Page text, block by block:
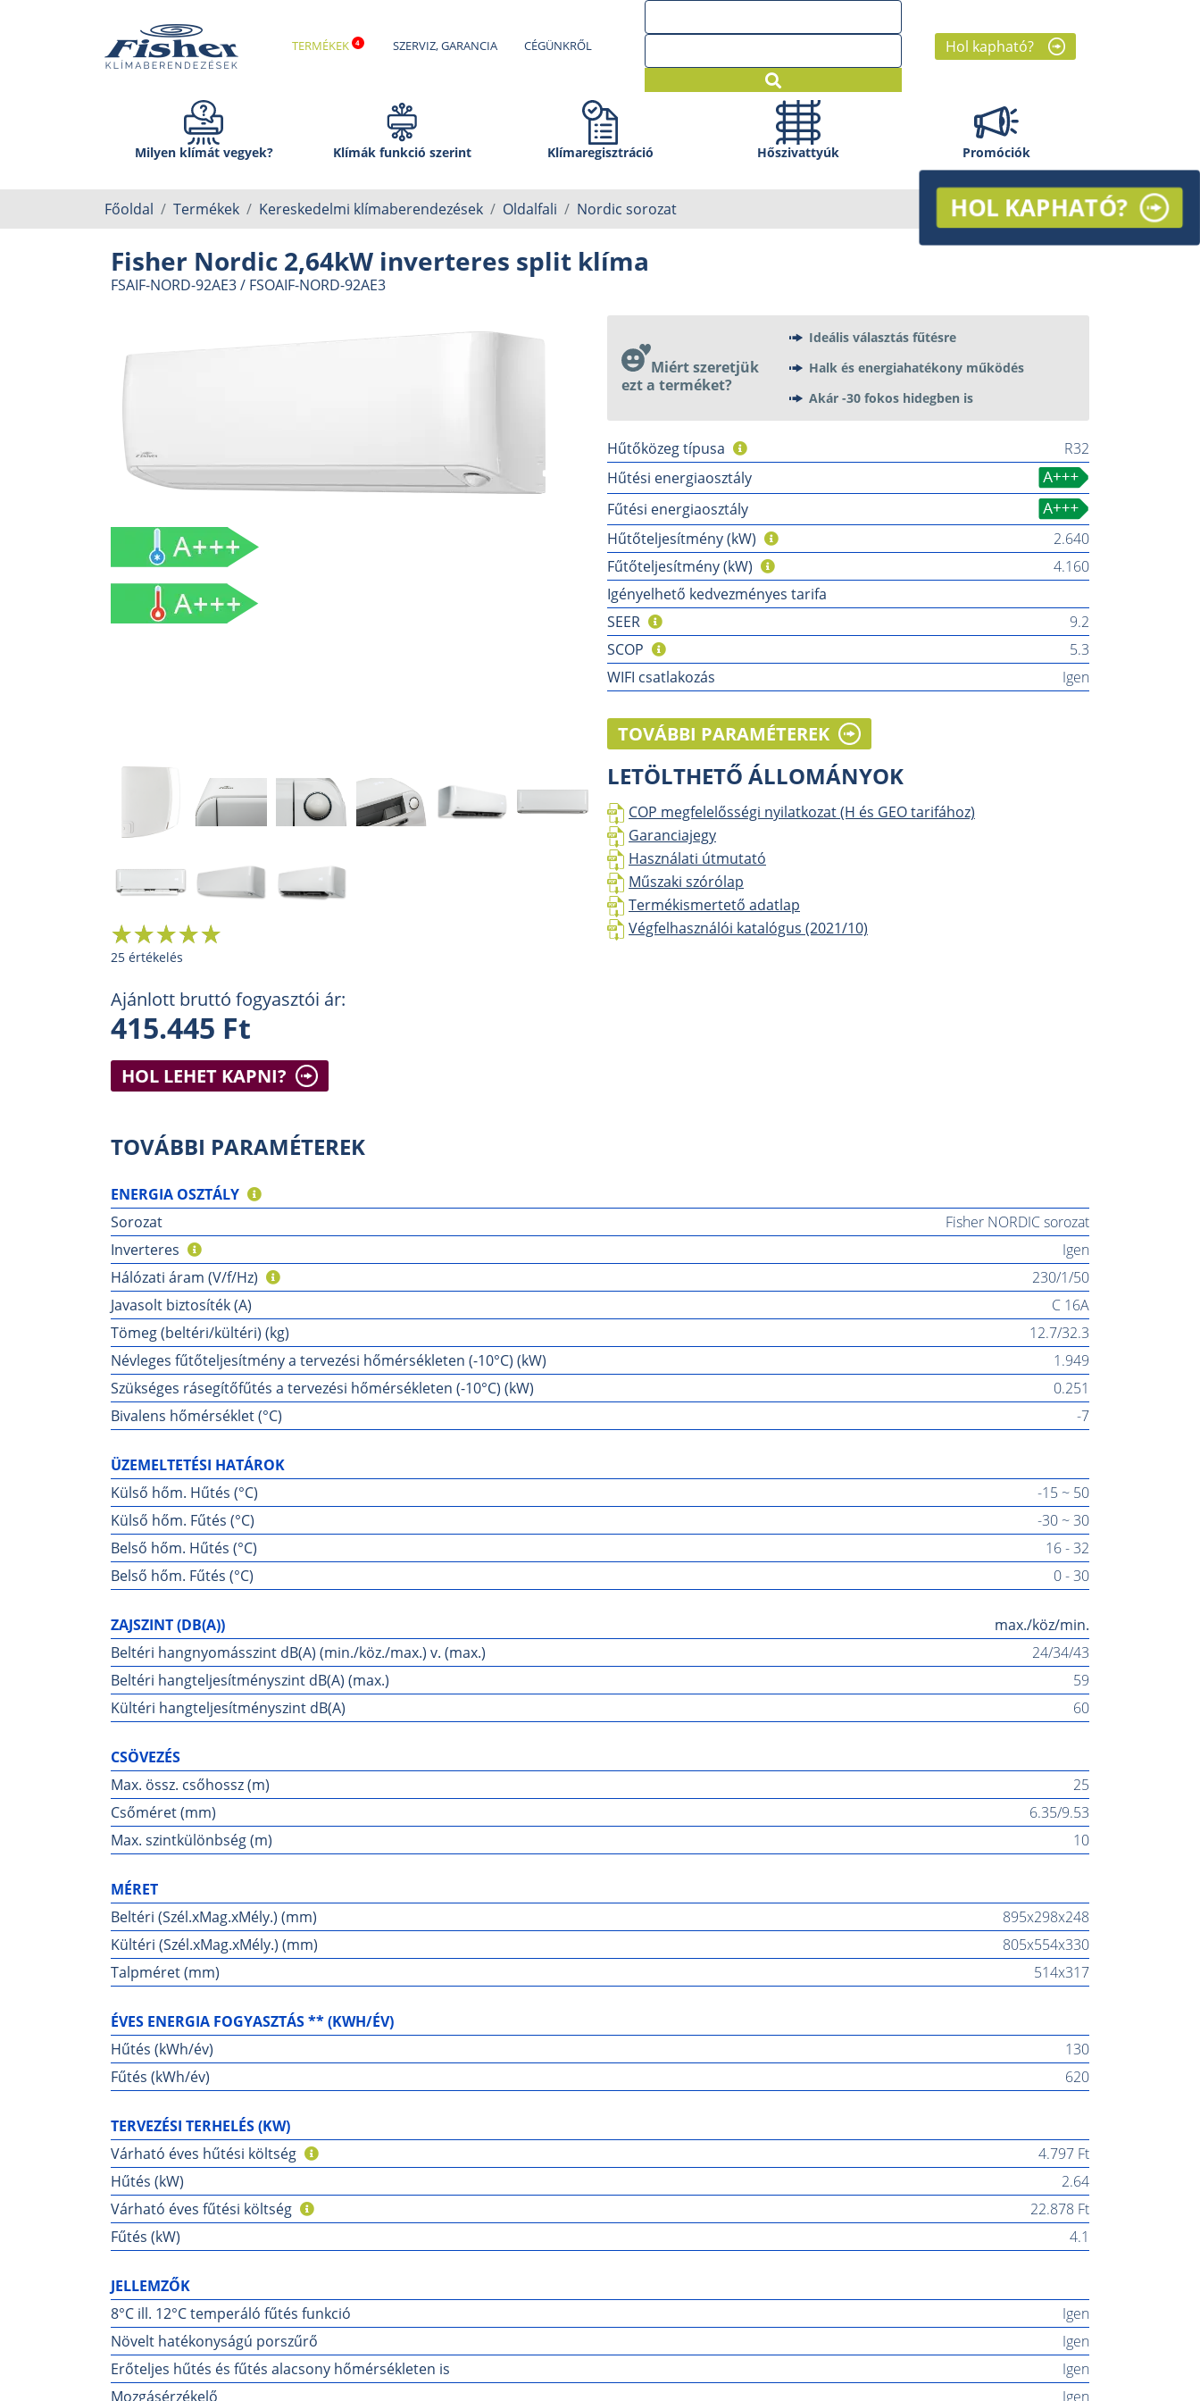
TERMÉKEK SZERVIZ, GARANCIA CÉGÜNKRŐL Hol kapható?
Milyen klímát vegyek? Klímák funkció szerint Klíma­regisztráció Hőszivattyúk Promóciók
Főoldal Termékek Kereskedelmi klímaberendezések Oldalfali Nordic sorozat
Fisher Nordic 2,64kW inverteres split klíma
FSAIF-NORD-92AE3 / FSOAIF-NORD-92AE3
25 értékelés
Ajánlott bruttó fogyasztói ár:
415.445 Ft
HOL LEHET KAPNI?
Miért szeretjük
ezt a terméket?
Ideális választás fűtésre
Halk és energiahatékony működés
Akár -30 fokos hidegben is
Hűtőközeg típusa
R32
Hűtési energiaosztály
Fűtési energiaosztály
Igényelhető kedvezményes tarifa
Hűtőteljesítmény (kW)
2.640
Fűtőteljesítmény (kW)
4.160
SEER
9.2
SCOP
5.3
WIFI csatlakozás
Igen
TOVÁBBI PARAMÉTEREK
LETÖLTHETŐ ÁLLOMÁNYOK
COP megfelelősségi nyilatkozat (H és GEO tarifához)
Garanciajegy
Használati útmutató
Műszaki szórólap
Termékismertető adatlap
Végfelhasználói katalógus (2021/10)
TOVÁBBI PARAMÉTEREK
ENERGIA OSZTÁLY
Sorozat
Fisher NORDIC sorozat
Inverteres
Igen
Hálózati áram (V/f/Hz)
230/1/50
Javasolt biztosíték (A)
C 16A
Tömeg (beltéri/kültéri) (kg)
12.7/32.3
Névleges fűtőteljesítmény a tervezési hőmérsékleten (-10°C) (kW)
1.949
Szükséges rásegítőfűtés a tervezési hőmérsékleten (-10°C) (kW)
0.251
Bivalens hőmérséklet (°C)
-7
ÜZEMELTETÉSI HATÁROK
Külső hőm. Hűtés (°C)
-15 ~ 50
Külső hőm. Fűtés (°C)
-30 ~ 30
Belső hőm. Hűtés (°C)
16 - 32
Belső hőm. Fűtés (°C)
0 - 30
ZAJSZINT (DB(A))
max./köz/min.
Beltéri hangnyomásszint dB(A) (min./köz./max.) v. (max.)
24/34/43
Beltéri hangteljesítményszint dB(A) (max.)
59
Kültéri hangteljesítményszint dB(A)
60
CSÖVEZÉS
Max. össz. csőhossz (m)
25
Csőméret (mm)
6.35/9.53
Max. szintkülönbség (m)
10
MÉRET
Beltéri (Szél.xMag.xMély.) (mm)
895x298x248
Kültéri (Szél.xMag.xMély.) (mm)
805x554x330
Talpméret (mm)
514x317
ÉVES ENERGIA FOGYASZTÁS ** (KWH/ÉV)
Hűtés (kWh/év)
130
Fűtés (kWh/év)
620
TERVEZÉSI TERHELÉS (KW)
Várható éves hűtési költség
4.797 Ft
Hűtés (kW)
2.64
Várható éves fűtési költség
22.878 Ft
Fűtés (kW)
4.1
JELLEMZŐK
8°C ill. 12°C temperáló fűtés funkció
Igen
Növelt hatékonyságú porszűrő
Igen
Erőteljes hűtés és fűtés alacsony hőmérsékleten is
Igen
Mozgásérzékelő
Igen
HOL KAPHATÓ?